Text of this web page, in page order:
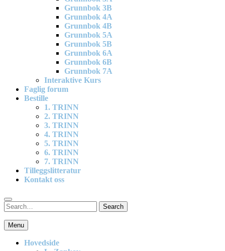
Grunnbok 3B
Grunnbok 4A
Grunnbok 4B
Grunnbok 5A
Grunnbok 5B
Grunnbok 6A
Grunnbok 6B
Grunnbok 7A
Interaktive Kurs
Faglig forum
Bestille
1. TRINN
2. TRINN
3. TRINN
4. TRINN
5. TRINN
6. TRINN
7. TRINN
Tilleggslitteratur
Kontakt oss
Search
for:
Search
En effektiv og spennende modell for matematikkundervisning i
barneskolen
Menu
Hovedside